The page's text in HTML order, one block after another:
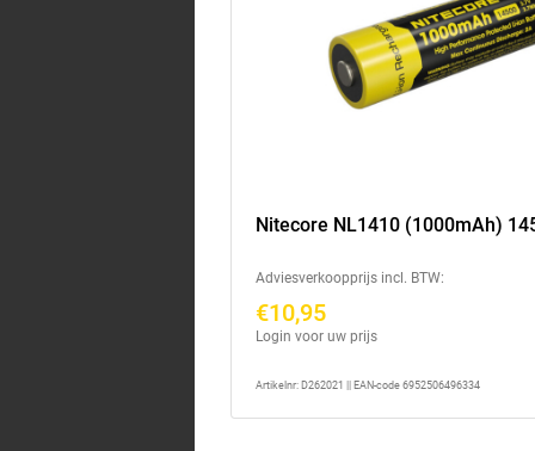
Nitecore NL1410 (1000mAh)
Adviesverkoopprijs incl. BTW:
€10,95
Login voor uw prijs
Artikelnr: D262021 || EAN-code 6952506496334